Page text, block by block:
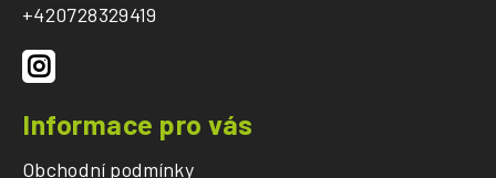
+420728329419
Informace pro vás
Obchodní podmínky